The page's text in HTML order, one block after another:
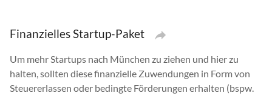
Finanzielles Startup-Paket
Um mehr Startups nach München zu ziehen und hier zu
halten, sollten diese finanzielle Zuwendungen in Form von
Steuererlassen oder bedingte Förderungen erhalten (bspw.